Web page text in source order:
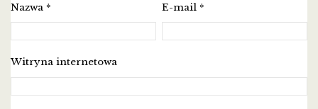
Nazwa * E-mail *
Witryna internetowa